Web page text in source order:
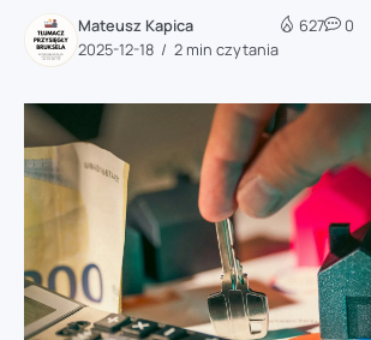
Mateusz Kapica
2025-12-18
2 min czytania
627 0